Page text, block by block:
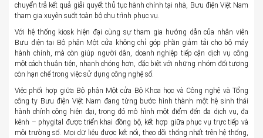
chuyển trả kết quả giải quyết thủ tục hành chính tại nhà, Bưu điện Việt Nam
tham gia xuyên suốt toàn bộ chu trình phục vụ.
Với hệ thống kiosk hiện đại cùng sự tham gia hướng dẫn của nhân viên
Bưu điện tại Bộ phận Một cửa không chỉ góp phần giảm tải cho bộ máy
hành chính, mà còn giúp người dân, doanh nghiệp tiếp cận dịch vụ công
một cách thuận tiện, nhanh chóng hơn, đặc biệt với những nhóm đối tượng
còn hạn chế trong việc sử dụng công nghệ số.
Việc phối hợp giữa Bộ phận Một cửa Bộ Khoa học và Công nghệ và Tổng
công ty Bưu điện Việt Nam đang từng bước hình thành một hệ sinh thái
hành chính công hiện đại, trong đó mô hình một điểm đến đa dịch vụ, đa
kênh – phygital được triển khai đồng bộ, kết hợp giữa phục vụ trực tiếp và
môi trường số. Mọi dữ liệu được kết nối, theo dõi thống nhất trên hệ thống,